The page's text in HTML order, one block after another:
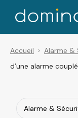
Accueil Alarme &
d’une alarme
Alarme &